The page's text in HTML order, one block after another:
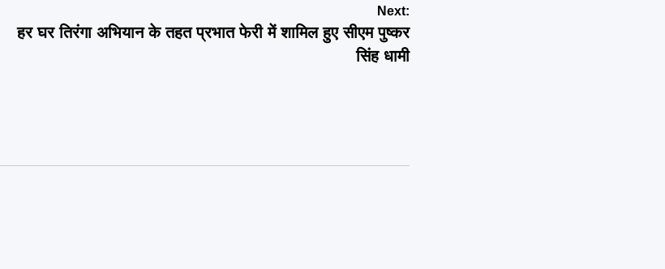
Next:
हर घर तिरंगा अभियान के तहत प्रभात फेरी में शामिल हुए सीएम पुष्कर
सिंह धामी